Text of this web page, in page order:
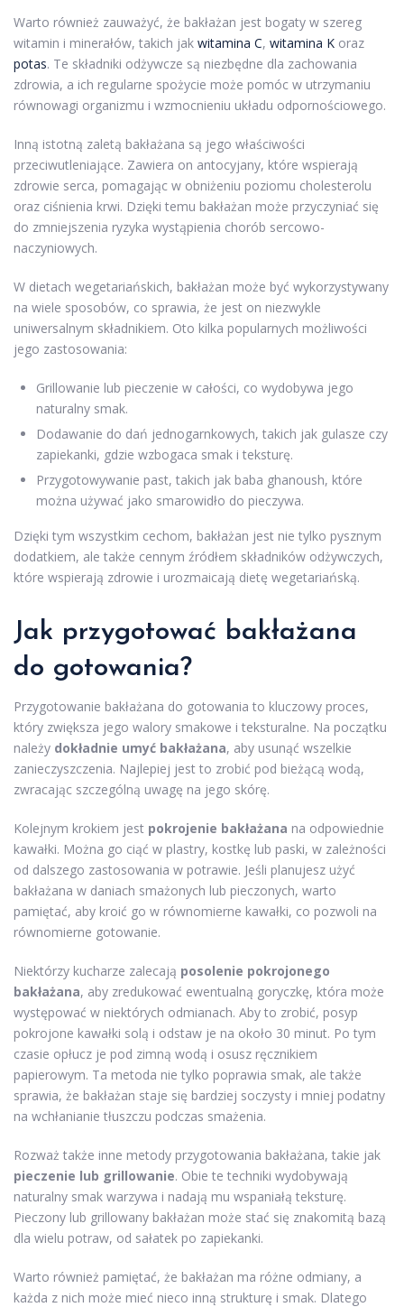
Warto również zauważyć, że bakłażan jest bogaty w szereg
witamin i minerałów, takich jak witamina C, witamina K oraz
potas. Te składniki odżywcze są niezbędne dla zachowania
zdrowia, a ich regularne spożycie może pomóc w utrzymaniu
równowagi organizmu i wzmocnieniu układu odpornościowego.
Inną istotną zaletą bakłażana są jego właściwości
przeciwutleniające. Zawiera on antocyjany, które wspierają
zdrowie serca, pomagając w obniżeniu poziomu cholesterolu
oraz ciśnienia krwi. Dzięki temu bakłażan może przyczyniać się
do zmniejszenia ryzyka wystąpienia chorób sercowo-
naczyniowych.
W dietach wegetariańskich, bakłażan może być wykorzystywany
na wiele sposobów, co sprawia, że jest on niezwykle
uniwersalnym składnikiem. Oto kilka popularnych możliwości
jego zastosowania:
Grillowanie lub pieczenie w całości, co wydobywa jego
naturalny smak.
Dodawanie do dań jednogarnkowych, takich jak gulasze czy
zapiekanki, gdzie wzbogaca smak i teksturę.
Przygotowywanie past, takich jak baba ghanoush, które
można używać jako smarowidło do pieczywa.
Dzięki tym wszystkim cechom, bakłażan jest nie tylko pysznym
dodatkiem, ale także cennym źródłem składników odżywczych,
które wspierają zdrowie i urozmaicają dietę wegetariańską.
Jak przygotować bakłażana
do gotowania?
Przygotowanie bakłażana do gotowania to kluczowy proces,
który zwiększa jego walory smakowe i teksturalne. Na początku
należy dokładnie umyć bakłażana, aby usunąć wszelkie
zanieczyszczenia. Najlepiej jest to zrobić pod bieżącą wodą,
zwracając szczególną uwagę na jego skórę.
Kolejnym krokiem jest pokrojenie bakłażana na odpowiednie
kawałki. Można go ciąć w plastry, kostkę lub paski, w zależności
od dalszego zastosowania w potrawie. Jeśli planujesz użyć
bakłażana w daniach smażonych lub pieczonych, warto
pamiętać, aby kroić go w równomierne kawałki, co pozwoli na
równomierne gotowanie.
Niektórzy kucharze zalecają posolenie pokrojonego
bakłażana, aby zredukować ewentualną goryczkę, która może
występować w niektórych odmianach. Aby to zrobić, posyp
pokrojone kawałki solą i odstaw je na około 30 minut. Po tym
czasie opłucz je pod zimną wodą i osusz ręcznikiem
papierowym. Ta metoda nie tylko poprawia smak, ale także
sprawia, że bakłażan staje się bardziej soczysty i mniej podatny
na wchłanianie tłuszczu podczas smażenia.
Rozważ także inne metody przygotowania bakłażana, takie jak
pieczenie lub grillowanie. Obie te techniki wydobywają
naturalny smak warzywa i nadają mu wspaniałą teksturę.
Pieczony lub grillowany bakłażan może stać się znakomitą bazą
dla wielu potraw, od sałatek po zapiekanki.
Warto również pamiętać, że bakłażan ma różne odmiany, a
każda z nich może mieć nieco inną strukturę i smak. Dlatego